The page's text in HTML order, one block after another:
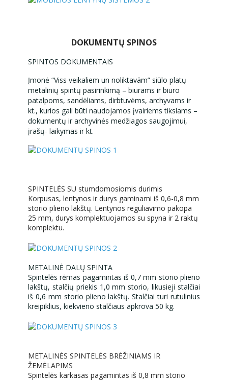
DOKUMENTŲ SPINOS
SPINTOS DOKUMENTAIS
Įmonė “Viss veikaliem un noliktavām” siūlo platų
metalinių spintų pasirinkimą – biurams ir biuro
patalpoms, sandėliams, dirbtuvėms, archyvams ir
kt., kurios gali būti naudojamos įvairiems tikslams –
dokumentų ir archyvinės medžiagos saugojimui,
įrašų- laikymas ir kt.
SPINTELĖS SU stumdomosiomis durimis
Korpusas, lentynos ir durys gaminami iš 0,6-0,8 mm
storio plieno lakštų. Lentynos reguliavimo pakopa
25 mm, durys komplektuojamos su spyna ir 2 raktų
komplektu.
METALINĖ DALŲ SPINTA
Spintelės rėmas pagamintas iš 0,7 mm storio plieno
lakštų, stalčių priekis 1,0 mm storio, likusieji stalčiai
iš 0,6 mm storio plieno lakštų. Stalčiai turi rutulinius
kreipiklius, kiekvieno stalčiaus apkrova 50 kg.
METALINĖS SPINTELĖS BRĖŽINIAMS IR
ŽEMĖLAPIMS
Spintelės karkasas pagamintas iš 0,8 mm storio